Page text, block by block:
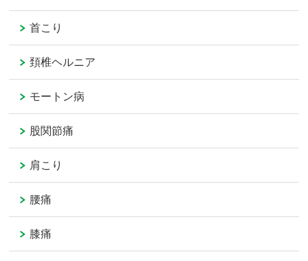
首こり
頚椎ヘルニア
モートン病
股関節痛
肩こり
腰痛
膝痛